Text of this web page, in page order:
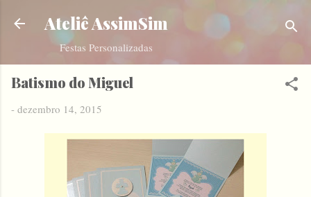
Pular para o conteúdo principal
Ateliê AssimSim
Festas Personalizadas
Batismo do Miguel
- dezembro 14, 2015